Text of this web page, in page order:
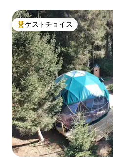
大好評のゲストチョイスです。
ゲストチョイス